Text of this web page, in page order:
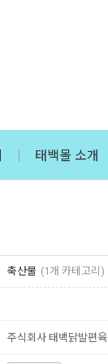
태백몰 소개
축산물 (1개 카테고리)
주식회사 태백닭발편육